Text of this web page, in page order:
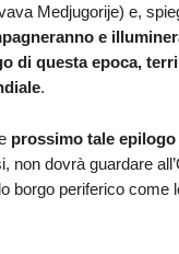
Medjugorije) e,
e
di questa epoca,
.
prossimo tale epilogo
non dovrà guardare
borgo periferico come